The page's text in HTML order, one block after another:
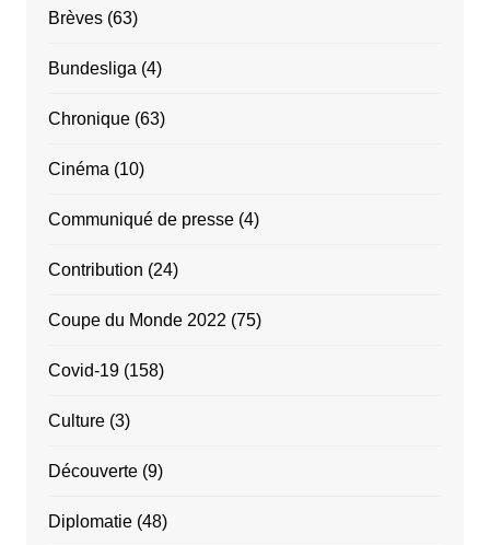
Brèves(63)
Bundesliga (4)
Chronique(63)
Cinéma (10)
Communiqué de presse(4)
Contribution (24)
Coupe du Monde 2022 (75)
Covid-19(158)
Culture(3)
Découverte(9)
Diplomatie(48)